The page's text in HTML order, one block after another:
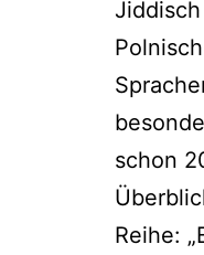
schon
Reihe: